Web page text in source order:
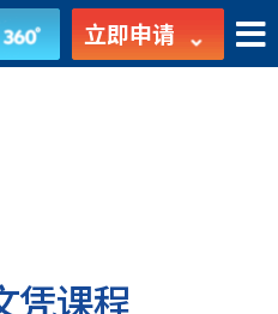
立即申请
凭课程